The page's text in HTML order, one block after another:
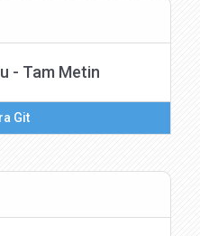
- Tam Metin
Git